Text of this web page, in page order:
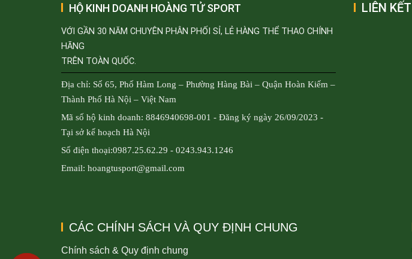
HỘ KINH DOANH HOÀNG TỬ SPORT
VỚI GẦN 30 NĂM CHUYÊN PHÂN PHỐI SỈ, LẺ HÀNG THỂ THAO CHÍNH
HÃNG
TRÊN TOÀN QUỐC.
Địa chỉ: Số 65, Phố Hàm Long – Phường Hàng Bài – Quận Hoàn Kiếm –
Thành Phố Hà Nội – Việt Nam
Mã số hộ kinh doanh: 8846940698-001 - Đăng ký ngày 26/09/2023 -
Tại sở kế hoạch Hà Nội
Số điện thoại:0987.25.62.29 - 0243.943.1246
Email: hoangtusport@gmail.com
LIÊN
CÁC CHÍNH SÁCH VÀ QUY ĐỊNH CHUNG
Chính sách & Quy định chung